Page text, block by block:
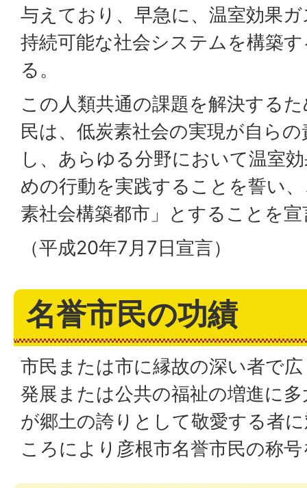
与えており、早急に、温室効果
持続可能な社会システムを構築
る。
この人類共通の課題を解決する
民は、低炭素社会の実現が自ら
し、あらゆる分野において温室
めの行動を実践することを誓い
素社会構築都市」とすることを
（平成20年7月7日宣言）
名誉市民の功績
市民または市に縁故の深い者で
発展または公共の福祉の増進に
が郷土の誇りとして敬愛する者
ころにより彦根市名誉市民の称